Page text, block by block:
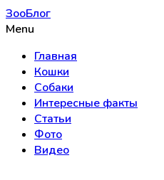
ЗооБлог
Menu
Главная
Кошки
Собаки
Интересные факты
Статьи
Фото
Видео